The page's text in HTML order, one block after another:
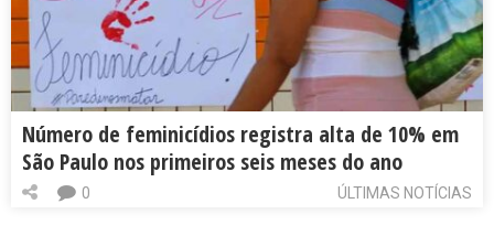
Número de feminicídios registra alta de 10% em
São Paulo nos primeiros seis meses do ano
ÚLTIMAS NOTÍCIAS
0